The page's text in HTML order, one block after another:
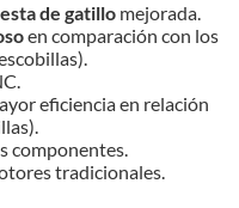
de gatillo mejorada.
en comparación con los
eficiencia en relación
componentes.
tradicionales.